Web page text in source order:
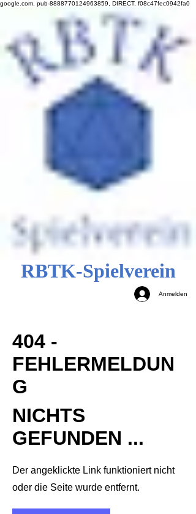
google.com, pub-8888770124963859, DIRECT, f08c47fec0942fa0
RBTK-Spielverein
Anmelden
404 -
FEHLERMELDUN
G
NICHTS
GEFUNDEN ...
Der angeklickte Link funktioniert nicht
oder die Seite wurde entfernt.